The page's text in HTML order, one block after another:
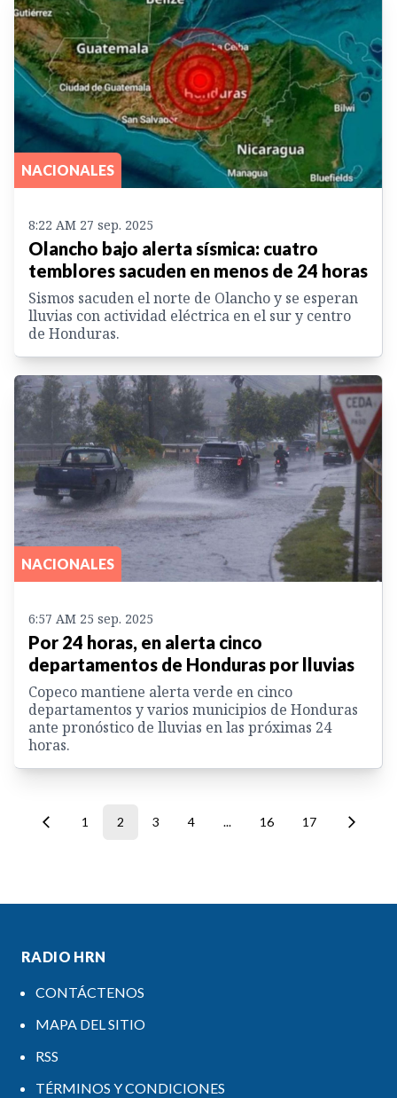
NACIONALES
8:22 AM 27 sep. 2025
Olancho bajo alerta sísmica: cuatro
temblores sacuden en menos de 24 horas
Sismos sacuden el norte de Olancho y se esperan
lluvias con actividad eléctrica en el sur y centro
de Honduras.
NACIONALES
6:57 AM 25 sep. 2025
Por 24 horas, en alerta cinco
departamentos de Honduras por lluvias
Copeco mantiene alerta verde en cinco
departamentos y varios municipios de Honduras
ante pronóstico de lluvias en las próximas 24
horas.
1 2 3 4 ... 16 17
RADIO HRN
CONTÁCTENOS
MAPA DEL SITIO
RSS
TÉRMINOS Y CONDICIONES